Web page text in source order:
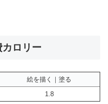
ロリー
絵を描く｜塗る
1.8